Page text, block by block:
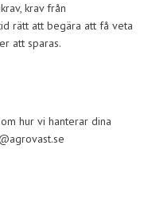
krav från
rätt att begära att få veta
att sparas.
hur vi hanterar dina